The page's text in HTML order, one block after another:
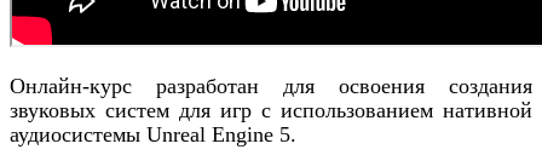
Онлайн-курс разработан для освоения создания
звуковых систем для игр с использованием нативной
аудиосистемы Unreal Engine 5.